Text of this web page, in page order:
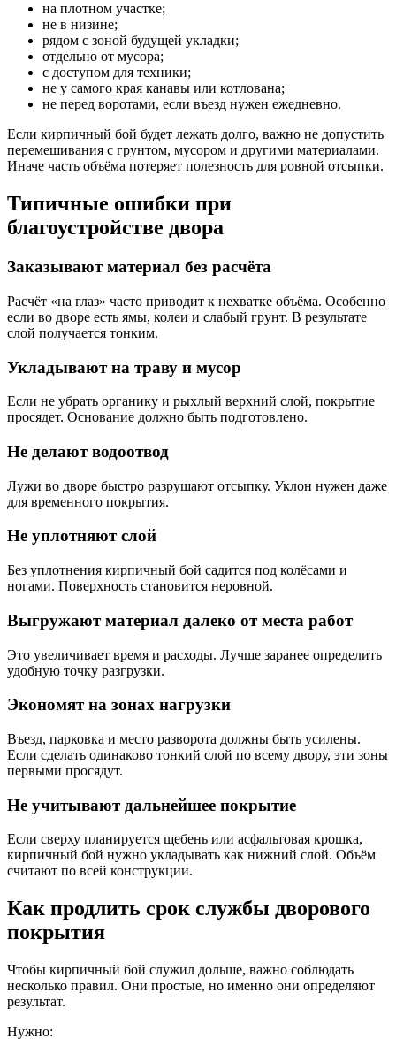
на плотном участке;
не в низине;
рядом с зоной будущей укладки;
отдельно от мусора;
с доступом для техники;
не у самого края канавы или котлована;
не перед воротами, если въезд нужен ежедневно.
Если кирпичный бой будет лежать долго, важно не допустить
перемешивания с грунтом, мусором и другими материалами.
Иначе часть объёма потеряет полезность для ровной отсыпки.
Типичные ошибки при
благоустройстве двора
Заказывают материал без расчёта
Расчёт «на глаз» часто приводит к нехватке объёма. Особенно
если во дворе есть ямы, колеи и слабый грунт. В результате
слой получается тонким.
Укладывают на траву и мусор
Если не убрать органику и рыхлый верхний слой, покрытие
просядет. Основание должно быть подготовлено.
Не делают водоотвод
Лужи во дворе быстро разрушают отсыпку. Уклон нужен даже
для временного покрытия.
Не уплотняют слой
Без уплотнения кирпичный бой садится под колёсами и
ногами. Поверхность становится неровной.
Выгружают материал далеко от места работ
Это увеличивает время и расходы. Лучше заранее определить
удобную точку разгрузки.
Экономят на зонах нагрузки
Въезд, парковка и место разворота должны быть усилены.
Если сделать одинаково тонкий слой по всему двору, эти зоны
первыми просядут.
Не учитывают дальнейшее покрытие
Если сверху планируется щебень или асфальтовая крошка,
кирпичный бой нужно укладывать как нижний слой. Объём
считают по всей конструкции.
Как продлить срок службы дворового
покрытия
Чтобы кирпичный бой служил дольше, важно соблюдать
несколько правил. Они простые, но именно они определяют
результат.
Нужно: